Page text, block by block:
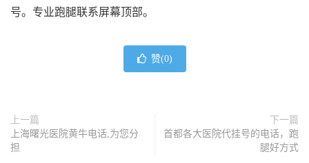
号。专业跑腿联系屏幕顶部。
赞(0)
上一篇
上海曙光医院黄牛电话,为您分
担
下一篇
首都各大医院代挂号的电话，跑
腿好方式